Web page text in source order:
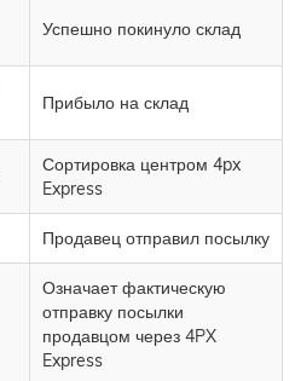
Успешно покинуло склад
Прибыло на склад
Сортировка центром 4px
Express
Продавец отправил посылку
Означает фактическую
отправку посылки
продавцом через 4PX
Express